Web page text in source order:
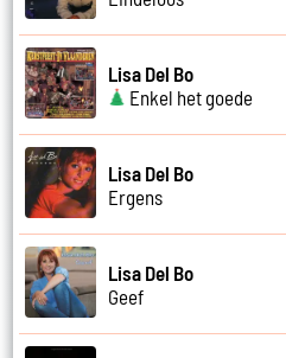
Lisa Del Bo
Enkel het goede
Lisa Del Bo
Ergens
Lisa Del Bo
Geef